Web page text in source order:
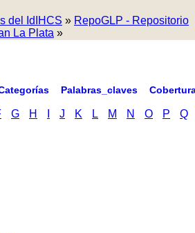
del IdIHCS » RepoGLP - Repositorio
La Plata »
Palabras_claves
G H J K L M N O P
Q